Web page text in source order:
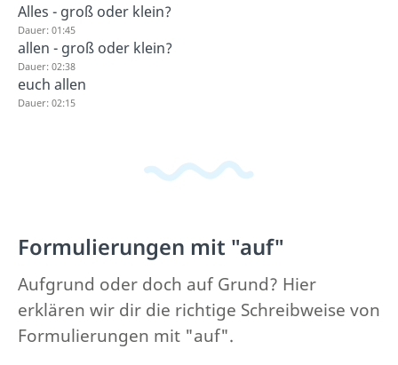
Alles - groß oder klein?
Dauer: 01:45
allen - groß oder klein?
Dauer: 02:38
euch allen
Dauer: 02:15
Formulierungen mit "auf"
Aufgrund oder doch auf Grund? Hier
erklären wir dir die richtige Schreibweise von
Formulierungen mit "auf".